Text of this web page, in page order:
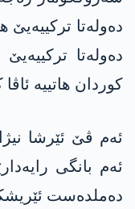
دەولەتا ترکییەیێ
دەولەتا
کوردان ھاتییە
ئەم ڤێ ئێرشا
ئەم بانگی
دەملدەست